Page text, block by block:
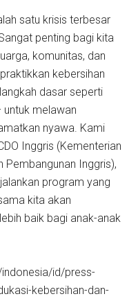
satu krisis terbesar
penting bagi kita
komunitas, dan
kebersihan
dasar seperti
melawan
nyawa. Kami
Inggris (Kementerian
Pembangunan Inggris),
program yang
kita akan
baik bagi anak-anak
id/press-
kebersihan-dan-